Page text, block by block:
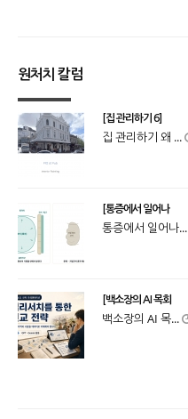
원처치 칼럼
[집 관리하기 6]
집 관리하기 왜 ...
[통증에서 일어나
통증에서 일어나...
[백소장의 AI 목회
백소장의 AI 목...